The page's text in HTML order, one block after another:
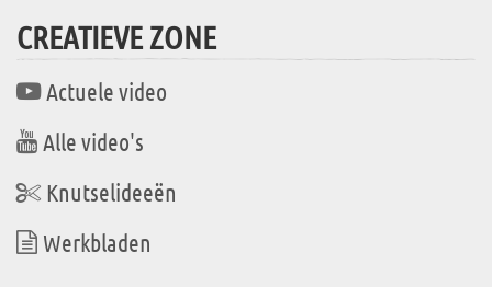
CREATIEVE ZONE
Actuele video
Alle video's
Knutselideeën
Werkbladen